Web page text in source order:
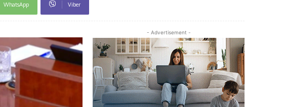
WhatsApp Viber
- Advertisement -